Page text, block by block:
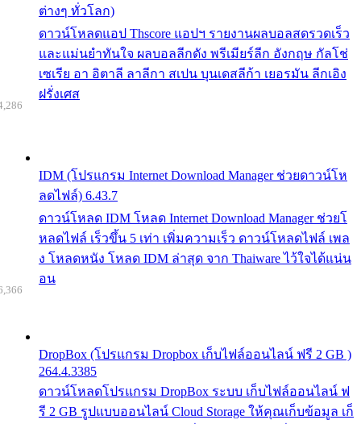
ต่างๆ ทั่วโลก)
ดาวน์โหลดแอป Thscore แอปฯ รายงานผลบอลสดรวดเร็ว
และแม่นยำทันใจ ผลบอลลีกดัง พรีเมียร์ลีก อังกฤษ กัลโช่
เซเรีย อา อิตาลี ลาลีกา สเปน บุนเดสลีก้า เยอรมัน ลีกเอิง
ฝรั่งเศส
IDM (โปรแกรม Internet Download Manager ช่วยดาวน์โห
ลดไฟล์) 6.43.7
ดาวน์โหลด IDM โหลด Internet Download Manager ช่วยโ
หลดไฟล์ เร็วขึ้น 5 เท่า เพิ่มความเร็ว ดาวน์โหลดไฟล์ เพล
ง โหลดหนัง โหลด IDM ล่าสุด จาก Thaiware ไว้ใจได้แน่น
อน
DropBox (โปรแกรม Dropbox เก็บไฟล์ออนไลน์ ฟรี 2 GB )
264.4.3385
ดาวน์โหลดโปรแกรม DropBox ระบบ เก็บไฟล์ออนไลน์ ฟ
รี 2 GB รูปแบบออนไลน์ Cloud Storage ให้คุณเก็บข้อมูล เก็